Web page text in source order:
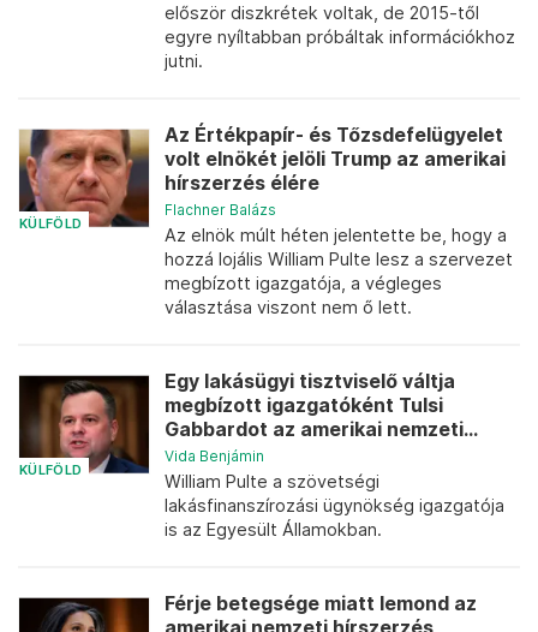
először diszkrétek voltak, de 2015-től
egyre nyíltabban próbáltak információkhoz
jutni.
KÜLFÖLD
Az Értékpapír- és Tőzsdefelügyelet
volt elnökét jelöli Trump az amerikai
hírszerzés élére
Flachner Balázs
Az elnök múlt héten jelentette be, hogy a
hozzá lojális William Pulte lesz a szervezet
megbízott igazgatója, a végleges
választása viszont nem ő lett.
KÜLFÖLD
Egy lakásügyi tisztviselő váltja
megbízott igazgatóként Tulsi
Gabbardot az amerikai nemzeti...
Vida Benjámin
William Pulte a szövetségi
lakásfinanszírozási ügynökség igazgatója
is az Egyesült Államokban.
Férje betegsége miatt lemond az